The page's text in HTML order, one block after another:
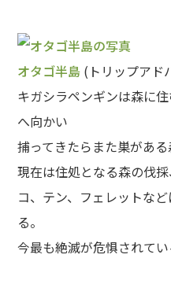
オタゴ半島 (トリップアド
キガシラペンギンは森に
へ向かい
捕ってきたらまた巣がある
現在は住処となる森の伐
コ、テン、フェレットな
る。
今最も絶滅が危惧されてい